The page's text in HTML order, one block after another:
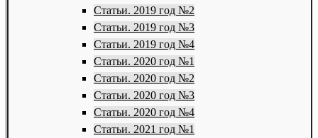
Статьи. 2019 год №2
Статьи. 2019 год №3
Статьи. 2019 год №4
Статьи. 2020 год №1
Статьи. 2020 год №2
Статьи. 2020 год №3
Статьи. 2020 год №4
Статьи. 2021 год №1